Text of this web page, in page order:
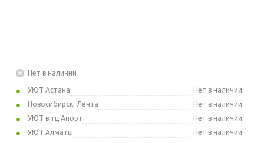
Нет в наличии
УЮТ Астана
Нет в наличии
Новосибирск, Лента
Нет в наличии
УЮТ в тц Апорт
Нет в наличии
УЮТ Алматы
Нет в наличии